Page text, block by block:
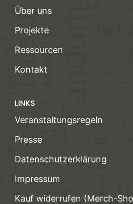
Über uns
Projekte
Ressourcen
Kontakt
LINKS
Veranstaltungsregeln
Presse
Datenschutzerklärung
Impressum
Kauf widerrufen (Merch-